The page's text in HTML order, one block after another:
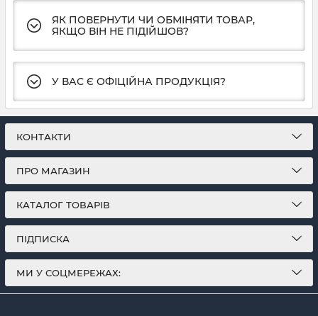
ЯК ПОВЕРНУТИ ЧИ ОБМІНЯТИ ТОВАР,
ЯКЩО ВІН НЕ ПІДІЙШОВ?
У ВАС Є ОФІЦІЙНА ПРОДУКЦІЯ?
КОНТАКТИ
ПРО МАГАЗИН
КАТАЛОГ ТОВАРІВ
ПІДПИСКА
МИ У СОЦМЕРЕЖАХ: